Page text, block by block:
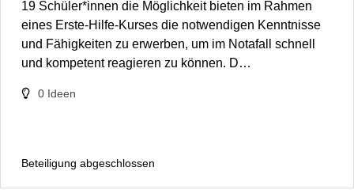
19 Schüler*innen die Möglichkeit bieten im Rahmen
eines Erste-Hilfe-Kurses die notwendigen Kenntnisse
und Fähigkeiten zu erwerben, um im Notafall schnell
und kompetent reagieren zu können. D…
0 Ideen
Beteiligung abgeschlossen